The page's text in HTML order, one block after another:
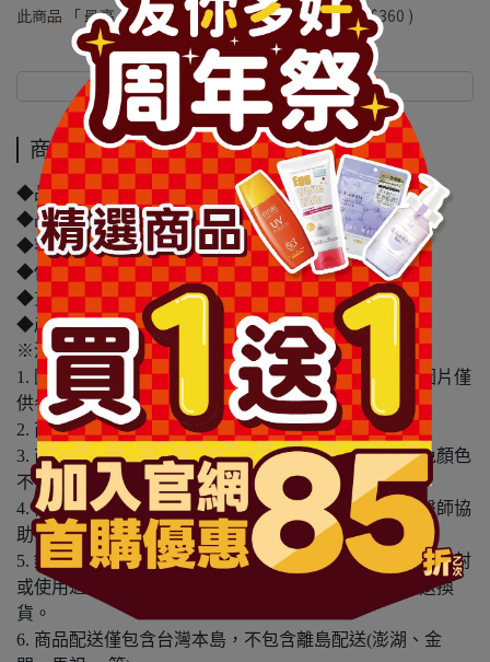
此商品 「 最高 」可以折抵紅利72000點 (約等於NT$360 )
商品介紹 規格說明
商品介紹
◆品牌名稱：heme
◆品名:heme 六色眼影盤-淺櫻
◆容量/規格：58g
◆保存期限：1825天
◆貨源：公司貨
◆產地：台灣
※溫馨提醒：
1. 因電腦螢幕設定及個人觀感之差異，本賣場之商品圖片僅
供參考，依實際收到商品為準。
2. 商品包裝會有新舊轉換期，依實際收到商品為準。
3. 商品下訂前，建議實際試色、試用後再行購買，避免顏色
不符或肌膚不適等症狀。
4. 商品使用後若出現不適或非預期反應，請尋求專業醫師協
助。
5. 鑑賞期非試用期，本產品屬於私人消耗性產品，如已拆封
或使用過、無法恢復原狀、商品外盒損壞恕無法辦理退換
貨。
6. 商品配送僅包含台灣本島，不包含離島配送(澎湖、金